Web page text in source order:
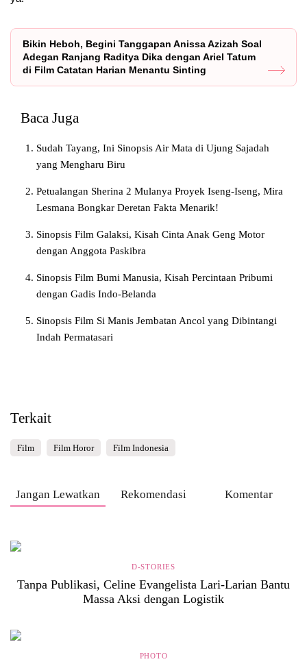
Bikin Heboh, Begini Tanggapan Anissa Azizah Soal
Adegan Ranjang Raditya Dika dengan Ariel Tatum
di Film Catatan Harian Menantu Sinting
Baca Juga
Sudah Tayang, Ini Sinopsis Air Mata di Ujung Sajadah
yang Mengharu Biru
Petualangan Sherina 2 Mulanya Proyek Iseng-Iseng, Mira
Lesmana Bongkar Deretan Fakta Menarik!
Sinopsis Film Galaksi, Kisah Cinta Anak Geng Motor
dengan Anggota Paskibra
Sinopsis Film Bumi Manusia, Kisah Percintaan Pribumi
dengan Gadis Indo-Belanda
Sinopsis Film Si Manis Jembatan Ancol yang Dibintangi
Indah Permatasari
Terkait
Film Film Horor Film Indonesia
Jangan Lewatkan Rekomendasi Komentar
D-STORIES
Tanpa Publikasi, Celine Evangelista Lari-Larian Bantu
Massa Aksi dengan Logistik
PHOTO